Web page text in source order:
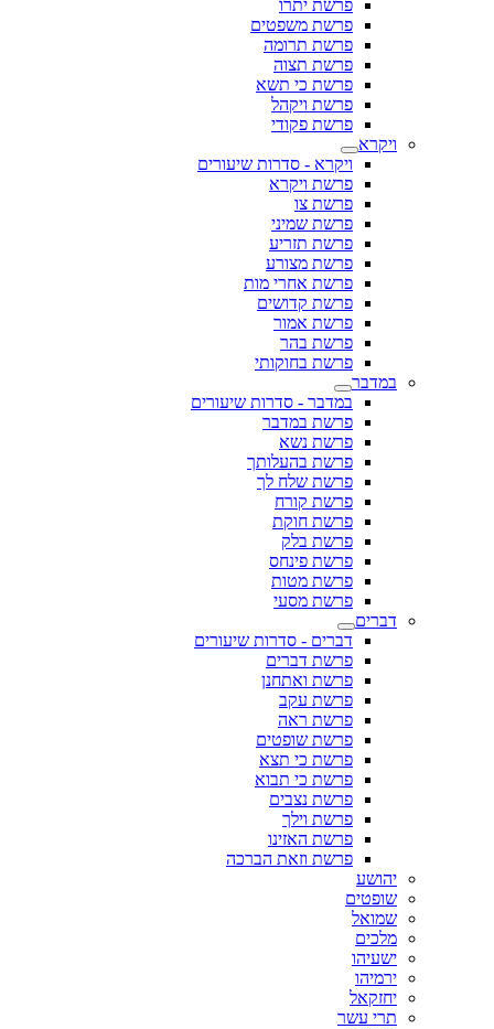
פרשת יתרו
פרשת משפטים
פרשת תרומה
פרשת תצוה
פרשת כי תשא
פרשת ויקהל
פרשת פקודי
ויקרא
ויקרא - סדרות שיעורים
פרשת ויקרא
פרשת צו
פרשת שמיני
פרשת תזריע
פרשת מצורע
פרשת אחרי מות
פרשת קדושים
פרשת אמור
פרשת בהר
פרשת בחוקותי
במדבר
במדבר - סדרות שיעורים
פרשת במדבר
פרשת נשא
פרשת בהעלותך
פרשת שלח לך
פרשת קורח
פרשת חוקת
פרשת בלק
פרשת פינחס
פרשת מטות
פרשת מסעי
דברים
דברים - סדרות שיעורים
פרשת דברים
פרשת ואתחנן
פרשת עקב
פרשת ראה
פרשת שופטים
פרשת כי תצא
פרשת כי תבוא
פרשת נצבים
פרשת וילך
פרשת האזינו
פרשת וזאת הברכה
יהושע
שופטים
שמואל
מלכים
ישעיהו
ירמיהו
יחזקאל
תרי עשר